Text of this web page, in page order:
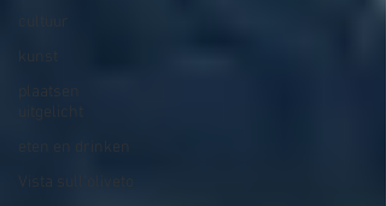
kunst
plaatsen
uitgelicht
eten en drinken
Vista sull'oliveto